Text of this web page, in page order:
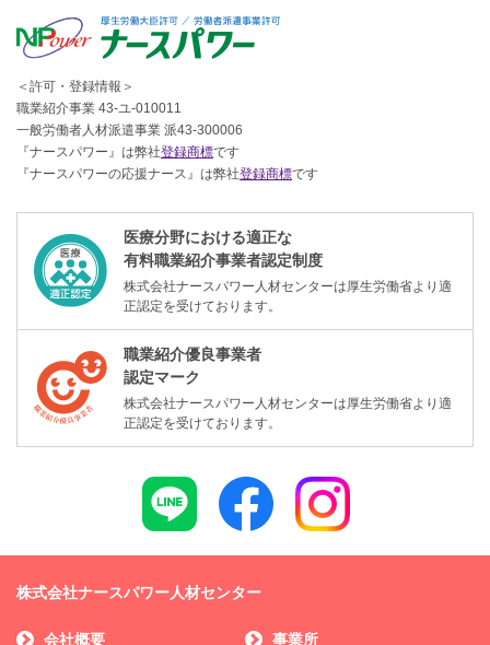
＜許可・登録情報＞
職業紹介事業 43-ユ-010011
一般労働者人材派遣事業 派43-300006
『ナースパワー』は弊社登録商標です
『ナースパワーの応援ナース』は弊社登録商標です
医療分野における適正な
有料職業紹介事業者認定制度
株式会社ナースパワー人材センターは厚生労働省より適
正認定を受けております。
職業紹介優良事業者
認定マーク
株式会社ナースパワー人材センターは厚生労働省より適
正認定を受けております。
株式会社ナースパワー人材センター
会社概要 事業所